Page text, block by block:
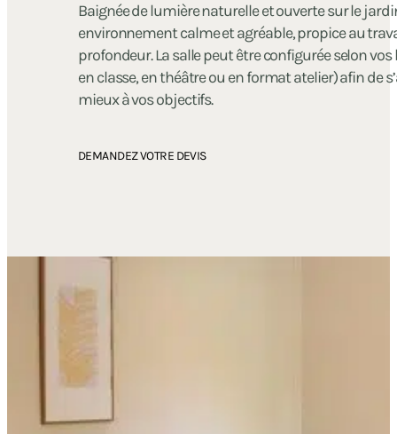
Baignée de lumière naturelle et ouverte sur le
environnement calme et agréable, propice au
profondeur. La salle peut être configurée selon vos
en classe, en théâtre ou en format atelier) afin de
mieux à vos objectifs.
DEMANDEZ VOTRE DEVIS